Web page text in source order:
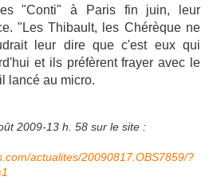
"Conti" à Paris fin juin, leur
"Les Thibault, les Chérèque ne
leur dire que c'est eux qui
et ils préfèrent frayer avec le
lancé au micro.
2009-13 h. 58 sur le site :
actualites/20090817.OBS7859/?